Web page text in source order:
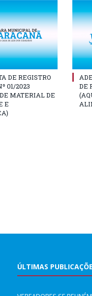
DE REGISTRO
01/2023
MATERIAL DE
E
DE
ÚLTIMAS